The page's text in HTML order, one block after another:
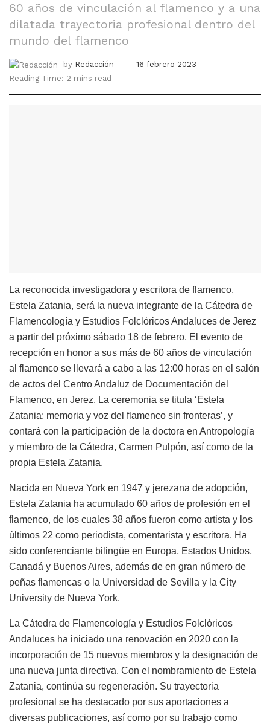
60 años de vinculación al flamenco y a una
dilatada trayectoria profesional dentro del
mundo del flamenco
by Redacción
16 febrero 2023
Reading Time: 2 mins read
La reconocida investigadora y escritora de flamenco,
Estela Zatania, será la nueva integrante de la Cátedra de
Flamencología y Estudios Folclóricos Andaluces de Jerez
a partir del próximo sábado 18 de febrero. El evento de
recepción en honor a sus más de 60 años de vinculación
al flamenco se llevará a cabo a las 12:00 horas en el salón
de actos del Centro Andaluz de Documentación del
Flamenco, en Jerez. La ceremonia se titula ‘Estela
Zatania: memoria y voz del flamenco sin fronteras’, y
contará con la participación de la doctora en Antropología
y miembro de la Cátedra, Carmen Pulpón, así como de la
propia Estela Zatania.
Nacida en Nueva York en 1947 y jerezana de adopción,
Estela Zatania ha acumulado 60 años de profesión en el
flamenco, de los cuales 38 años fueron como artista y los
últimos 22 como periodista, comentarista y escritora. Ha
sido conferenciante bilingüe en Europa, Estados Unidos,
Canadá y Buenos Aires, además de en gran número de
peñas flamencas o la Universidad de Sevilla y la City
University de Nueva York.
La Cátedra de Flamencología y Estudios Folclóricos
Andaluces ha iniciado una renovación en 2020 con la
incorporación de 15 nuevos miembros y la designación de
una nueva junta directiva. Con el nombramiento de Estela
Zatania, continúa su regeneración. Su trayectoria
profesional se ha destacado por sus aportaciones a
diversas publicaciones, así como por su trabajo como